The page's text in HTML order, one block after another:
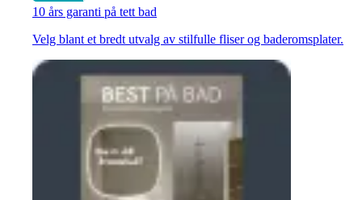
10 års garanti på tett bad
Velg blant et bredt utvalg av stilfulle fliser og baderomsplater.